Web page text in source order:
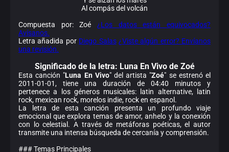
Al compás del volcán
Compuesta por: Zoé ¿Los datos están equivocados?
Avísanos.
Letra añadida por Diego Salas ¿Viste algún error? Envíanos
una revisión.
Significado de la letra: Luna En Vivo de Zoé
Esta canción "Luna En Vivo" del artista "Zoé" se estrenó el
2011-01-01, tiene una duración de 04:40 minutos y
pertenece a los géneros musicales: latin alternative, latin
rock, mexican rock, morelos indie, rock en espanol.
La letra de esta canción presenta un profundo viaje
emocional que explora temas de amor, anhelo y la conexión
con lo celestial. A través de metáforas poéticas, el autor
transmite una intensa búsqueda de cercanía y comprensión.
### Temas Principales